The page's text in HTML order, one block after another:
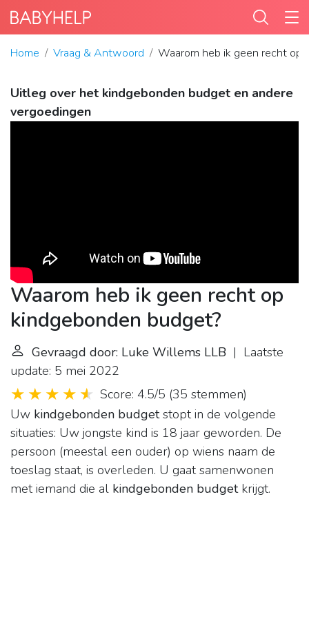
Home Vraag & Antwoord Waarom heb ik geen recht op
Uitleg over het kindgebonden budget en andere
vergoedingen
Waarom heb ik geen recht op
kindgebonden budget?
Gevraagd door: Luke Willems LLB | Laatste
update: 5 mei 2022
Score: 4.5/5 (35 stemmen)
Uw kindgebonden budgetstopt in de volgende
situaties: Uw jongste kind is 18 jaar geworden. De
persoon (meestal een ouder) op wiens naam de
toeslag staat, is overleden. U gaat samenwonen
met iemand die al kindgebonden budgetkrijgt.